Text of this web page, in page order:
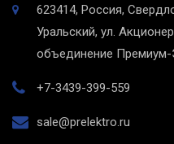
623414, Россия,
Уральский, ул.
объединение Премиум-
+7-3439-399-559
sale@prelektro.ru